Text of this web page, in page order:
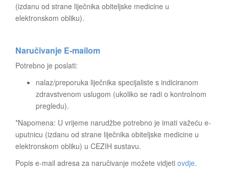
(izdanu od strane liječnika obiteljske medicine u
elektronskom obliku).
Naručivanje E-mailom
Potrebno je poslati:
nalaz/preporuka liječnika specijaliste s indiciranom
zdravstvenom uslugom (ukoliko se radi o kontrolnom
pregledu).
*Napomena: U vrijeme narudžbe potrebno je imati važeću e-
uputnicu (izdanu od strane liječnika obiteljske medicine u
elektronskom obliku) u CEZIH sustavu.
Popis e-mail adresa za naručivanje možete vidjeti ovdje.